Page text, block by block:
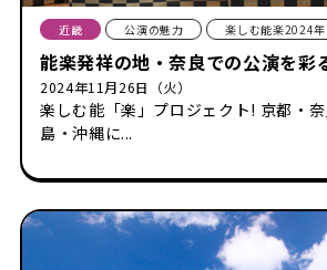
近畿 公演の魅力 楽しむ能楽2024年
能楽発祥の地・奈良での公演を彩
2024年11月26日（火）
楽しむ能「楽」プロジェクト! 京都・
島・沖縄に...